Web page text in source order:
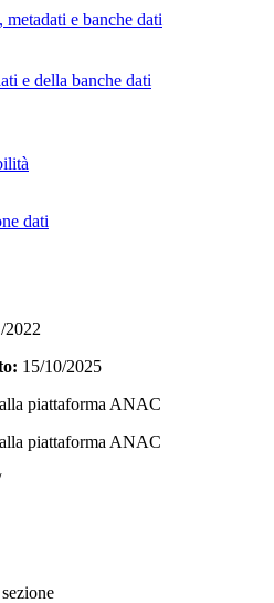
e banche dati
e della banche dati
dati
2022
15/10/2025
piattaforma ANAC
piattaforma ANAC